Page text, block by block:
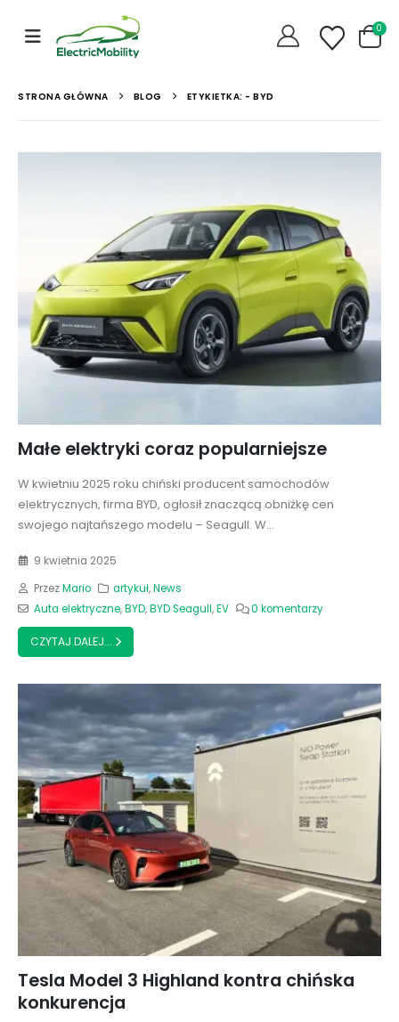
0
STRONA GŁÓWNA BLOG ETYKIETKA: - BYD
Małe elektryki coraz popularniejsze
W kwietniu 2025 roku chiński producent samochodów
elektrycznych, firma BYD, ogłosił znaczącą obniżkę cen
swojego najtańszego modelu – Seagull. W...
9 kwietnia 2025
PrzezMario artykuł,News
Auta elektryczne,BYD,BYD Seagull,EV 0 komentarzy
CZYTAJ DALEJ...
Tesla Model 3 Highland kontra chińska
konkurencja